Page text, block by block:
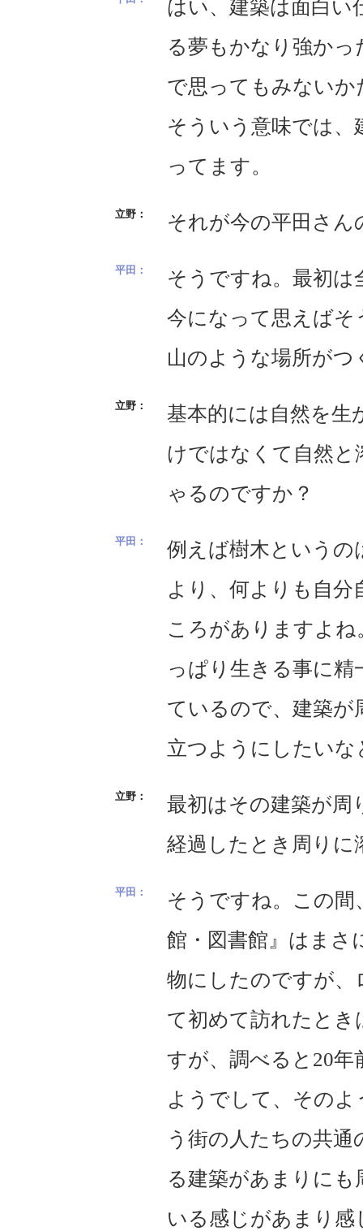
はい、建築は面白い
る夢もかなり強か
で思ってもみない
そういう意味では
ってます。
それが今の平田さ
そうですね。最初
今になって思えばそ
山のような場所が
基本的には自然を
けではなくて自然
ゃるのですか？
例えば樹木というの
より、何よりも自
ころがありますよ
っぱり生きる事に
ているので、建築が
立つようにしたいな
最初はその建築が周
経過したとき周りに
そうですね。この間
館・図書館』はまさ
物にしたのですが
て初めて訪れたと
すが、調べると20
ようでして、その
う街の人たちの共
る建築があまりに
いる感じがあまり